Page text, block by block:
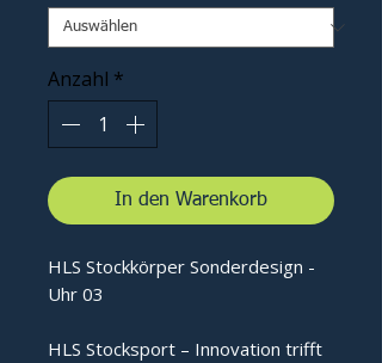
Anzahl *
In den Warenkorb
HLS Stockkörper Sonderdesign -
Uhr 03
HLS Stocksport – Innovation trifft